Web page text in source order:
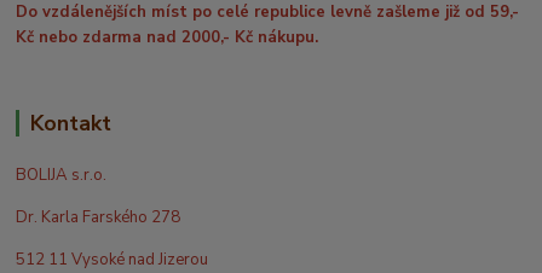
Do vzdálenějších míst po celé republice levně zašleme již od 59,-
Kč nebo zdarma nad 2000,- Kč nákupu.
Kontakt
BOLIJA s.r.o.
Dr. Karla Farského 278
512 11 Vysoké nad Jizerou